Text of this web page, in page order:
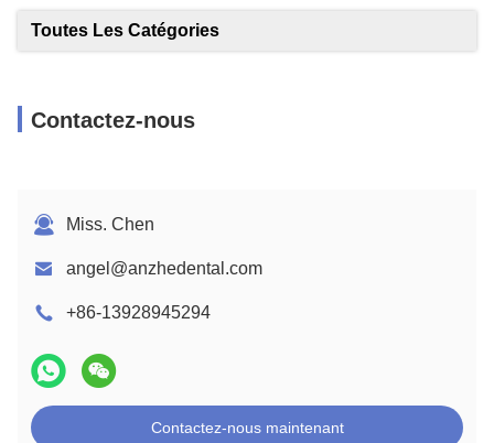
Toutes Les Catégories
Contactez-nous
Miss. Chen
angel@anzhedental.com
+86-13928945294
Contactez-nous maintenant